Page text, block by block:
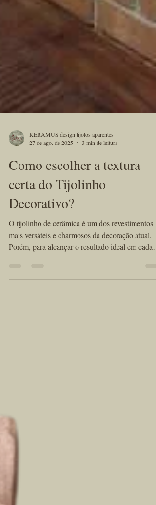
27 de ago. de 2025
3 min de leitura
Como escolher a textura
certa do Tijolinho
Decorativo?
O tijolinho de cerâmica é um dos revestimentos
projeto, não basta escolher apenas a cor e o